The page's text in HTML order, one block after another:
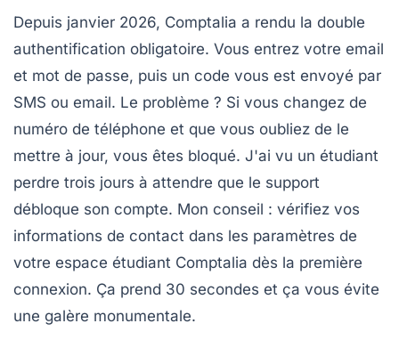
Depuis janvier 2026, Comptalia a rendu la double
authentification obligatoire. Vous entrez votre email
et mot de passe, puis un code vous est envoyé par
SMS ou email. Le problème ? Si vous changez de
numéro de téléphone et que vous oubliez de le
mettre à jour, vous êtes bloqué. J'ai vu un étudiant
perdre trois jours à attendre que le support
débloque son compte. Mon conseil : vérifiez vos
informations de contact dans les paramètres de
votre espace étudiant Comptalia dès la première
connexion. Ça prend 30 secondes et ça vous évite
une galère monumentale.